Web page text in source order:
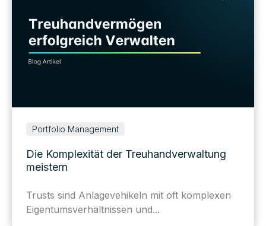
Portfolio Management
Die Komplexität der Treuhandverwaltung
meistern
Trusts sind Anlagevehikeln mit oft komplexen
Eigentumsverhältnissen und...